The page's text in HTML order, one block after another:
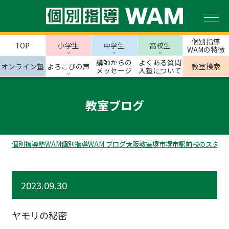
TOP 小学生 中学生 高校生
個別指導
WAMの特徴
オンライン塾 よろこびの声
講師からの
メッセージ
よくある質問
入塾について
教室検索
教室ブログ
個別指導塾WAM個別指導WAM ブログ大阪教室堺市堺市駅前校のスタッ
2023.09.30
ヤモリの秘密